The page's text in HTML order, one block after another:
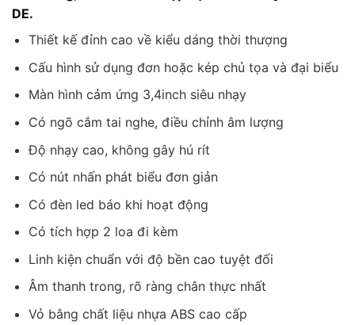
DE.
Thiết kế đỉnh cao về kiểu dáng thời thượng
Cấu hình sử dụng đơn hoặc kép chủ tọa và đại biểu
Màn hình cảm ứng 3,4inch siêu nhạy
Có ngõ cắm tai nghe, điều chỉnh âm lượng
Độ nhạy cao, không gây hú rít
Có nút nhấn phát biểu đơn giản
Có đèn led báo khi hoạt động
Có tích hợp 2 loa đi kèm
Linh kiện chuẩn với độ bền cao tuyệt đối
Âm thanh trong, rõ ràng chân thực nhất
Vỏ bằng chất liệu nhựa ABS cao cấp